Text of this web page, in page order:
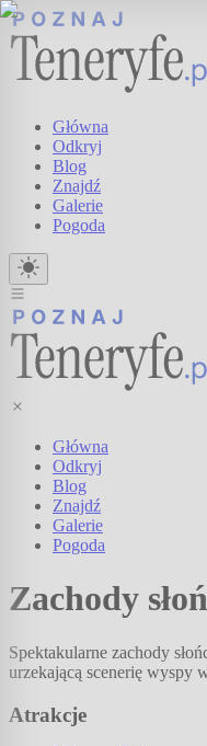
Główna
Odkryj
Blog
Znajdź
Galerie
Pogoda
Główna
Odkryj
Blog
Znajdź
Galerie
Pogoda
Zachody
Spektakularne zachody
urzekającą scenerię wyspy
Atrakcje